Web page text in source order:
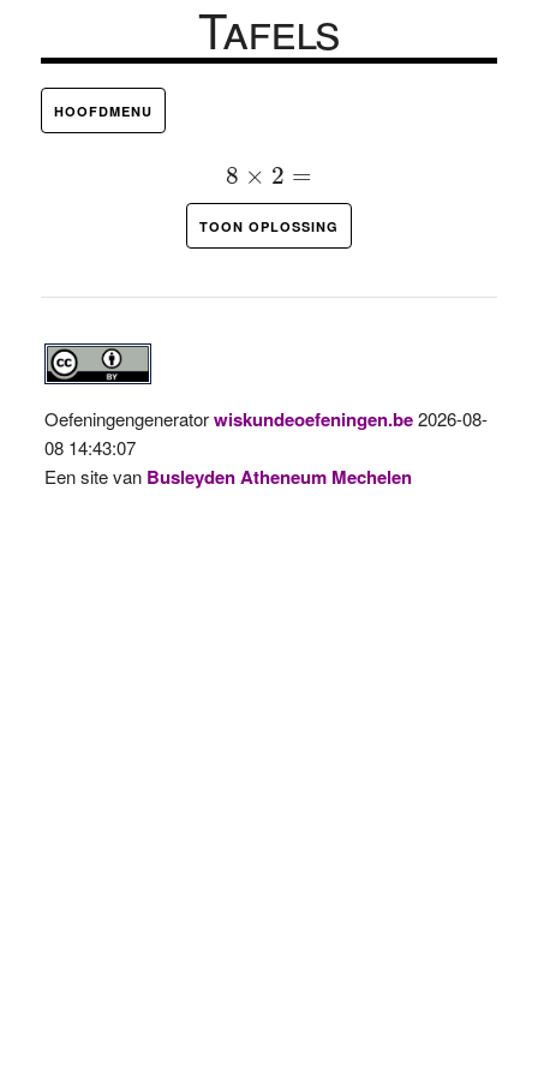
Tafels
HOOFDMENU
8 × 2 =
8 ×2 =
TOON OPLOSSING
Oefeningengeneratorwiskundeoefeningen.be2026-08-
08 14:43:07
Een site van Busleyden Atheneum Mechelen